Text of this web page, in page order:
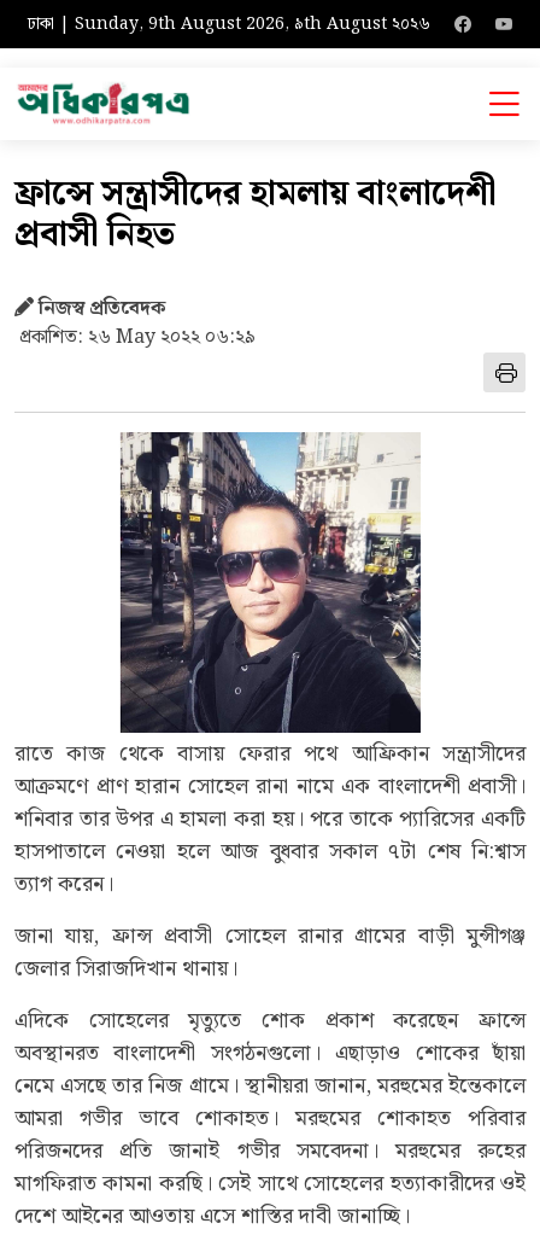
ঢাকা | Sunday, 9th August 2026, ৯th August ২০২৬
ফ্রান্সে সন্ত্রাসীদের হামলায় বাংলাদেশী
প্রবাসী নিহত
নিজস্ব প্রতিবেদক
প্রকাশিত: ২৬ May ২০২২ ০৬:২৯
রাতে কাজ থেকে বাসায় ফেরার পথে আফ্রিকান সন্ত্রাসীদের
আক্রমণে প্রাণ হারান সোহেল রানা নামে এক বাংলাদেশী প্রবাসী।
শনিবার তার উপর এ হামলা করা হয়। পরে তাকে প্যারিসের একটি
হাসপাতালে নেওয়া হলে আজ বুধবার সকাল ৭টা শেষ নি:শ্বাস
ত্যাগ করেন।
জানা যায়, ফ্রান্স প্রবাসী সোহেল রানার গ্রামের বাড়ী মুন্সীগঞ্জ
জেলার সিরাজদিখান থানায়।
এদিকে সোহেলের মৃত্যুতে শোক প্রকাশ করেছেন ফ্রান্সে
অবস্থানরত বাংলাদেশী সংগঠনগুলো। এছাড়াও শোকের ছাঁয়া
নেমে এসছে তার নিজ গ্রামে। স্থানীয়রা জানান, মরহুমের ইন্তেকালে
আমরা গভীর ভাবে শোকাহত। মরহুমের শোকাহত পরিবার
পরিজনদের প্রতি জানাই গভীর সমবেদনা। মরহুমের রুহের
মাগফিরাত কামনা করছি। সেই সাথে সোহেলের হত্যাকারীদের ওই
দেশে আইনের আওতায় এসে শাস্তির দাবী জানাচ্ছি।